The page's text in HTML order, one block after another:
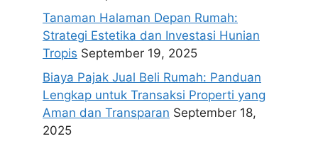
Tanaman Halaman Depan Rumah:
Strategi Estetika dan Investasi Hunian
Tropis September 19, 2025
Biaya Pajak Jual Beli Rumah: Panduan
Lengkap untuk Transaksi Properti yang
Aman dan Transparan September 18,
2025